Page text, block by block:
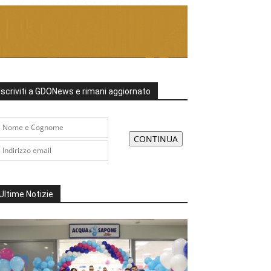
a GDONews e rimani aggiornato
Notizie